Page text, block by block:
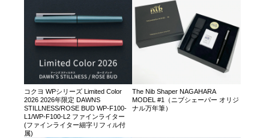
コクヨ WPシリーズ Limited Color
2026 2026年限定 DAWNS
STILLNESS/ROSE BUD WP-F100-
L1/WP-F100-L2 ファインライター
(ファインライター細字リフィル付
属)
The Nib Shaper NAGAHARA
MODEL #1（ニブシェーパー オリジ
ナル万年筆）